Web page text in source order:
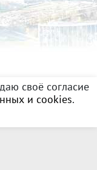
своё согласие
и cookies.